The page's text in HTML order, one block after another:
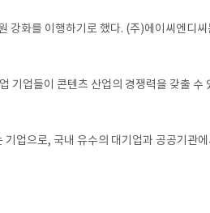
강화를 이행하기로 했다. (주)에이씨엔디
업들이 콘텐츠 산업의 경쟁력을 갖출
업으로, 국내 유수의 대기업과 공공기관